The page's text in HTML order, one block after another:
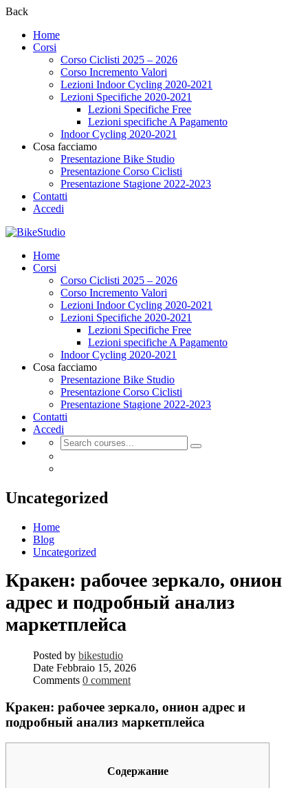
Back
Home
Corsi
Corso Ciclisti 2025 – 2026
Corso Incremento Valori
Lezioni Indoor Cycling 2020-2021
Lezioni Specifiche 2020-2021
Lezioni Specifiche Free
Lezioni specifiche A Pagamento
Indoor Cycling 2020-2021
Cosa facciamo
Presentazione Bike Studio
Presentazione Corso Ciclisti
Presentazione Stagione 2022-2023
Contatti
Accedi
Home
Corsi
Corso Ciclisti 2025 – 2026
Corso Incremento Valori
Lezioni Indoor Cycling 2020-2021
Lezioni Specifiche 2020-2021
Lezioni Specifiche Free
Lezioni specifiche A Pagamento
Indoor Cycling 2020-2021
Cosa facciamo
Presentazione Bike Studio
Presentazione Corso Ciclisti
Presentazione Stagione 2022-2023
Contatti
Accedi
Uncategorized
Home
Blog
Uncategorized
Кракен: рабочее зеркало, онион
адрес и подробный анализ
маркетплейса
Posted by bikestudio
Date Febbraio 15, 2026
Comments 0 comment
Кракен: рабочее зеркало, онион адрес и
подробный анализ маркетплейса
Содержание